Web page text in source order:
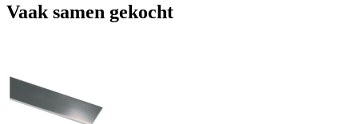
Vaak samen gekocht